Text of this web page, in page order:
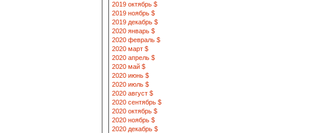
2019 октябрь $
2019 ноябрь $
2019 декабрь $
2020 январь $
2020 февраль $
2020 март $
2020 апрель $
2020 май $
2020 июнь $
2020 июль $
2020 август $
2020 сентябрь $
2020 октябрь $
2020 ноябрь $
2020 декабрь $